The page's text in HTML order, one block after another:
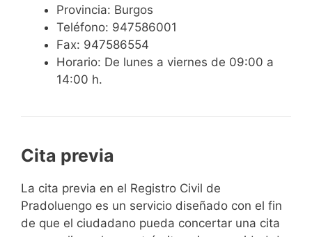
Provincia: Burgos
Teléfono: 947586001
Fax: 947586554
Horario: De lunes a viernes de 09:00 a
14:00 h.
Cita previa
​​​​​​​​​​​​​​​​​​​​​​​​​​​​La cita previa en el Registro Civil de
Pradoluengo es un servicio diseñado con el fin
de que el ciudadano pueda concertar una cita